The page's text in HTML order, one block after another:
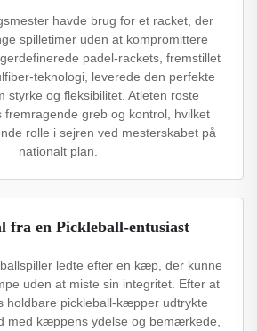
havde brug for et racket, der
spilletimer uden at kompromittere
padel-rackets, fremstillet
teknologi, leverede den perfekte
styrke og fleksibilitet. Atleten roste
fremragende greb og kontrol, hvilket
rolle i sejren ved mesterskabet på
nationalt plan.
fra en Pickleball-entusiast
ledte efter en kæp, der kunne
uden at miste sin integritet. Efter at
holdbare pickleball-kæpper udtrykte
med kæppens ydelse og bemærkede,